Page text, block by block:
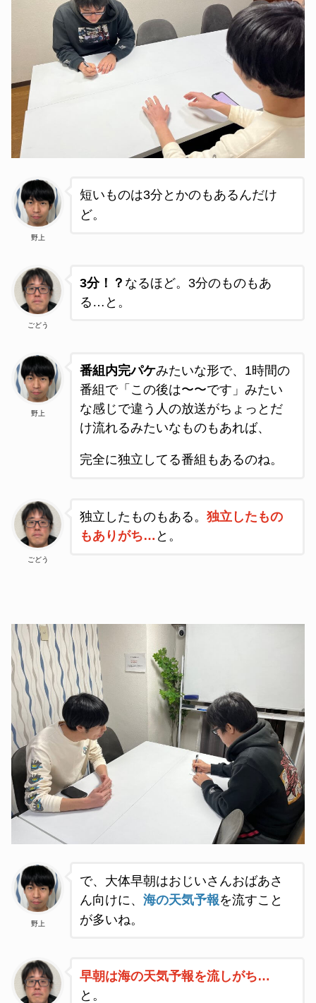
野上
短いものは3分とかのもあるんだけ
ど。
ごどう
3分！？ なるほど。3分のものもあ
る…と。
野上
番組内完パケみたいな形で、1時間の
番組で「この後は〜〜です」みたい
な感じで違う人の放送がちょっとだ
け流れるみたいなものもあれば、
完全に独立してる番組もあるのね。
ごどう
独立したものもある。 独立したもの
もありがち… と 。
野上
で、大体早朝はおじいさんおばあさ
ん向けに、 海の天気予報を流すこと
が多いね。
早朝は海の天気予報を流しがち…
と 。